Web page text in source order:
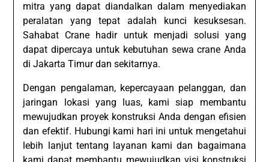
mitra yang dapat diandalkan dalam menyediakan
peralatan yang tepat adalah kunci kesuksesan.
Sahabat Crane hadir untuk menjadi solusi yang
dapat dipercaya untuk kebutuhan sewa crane Anda
di Jakarta Timur dan sekitarnya.
Dengan pengalaman, kepercayaan pelanggan, dan
jaringan lokasi yang luas, kami siap membantu
mewujudkan proyek konstruksi Anda dengan efisien
dan efektif. Hubungi kami hari ini untuk mengetahui
lebih lanjut tentang layanan kami dan bagaimana